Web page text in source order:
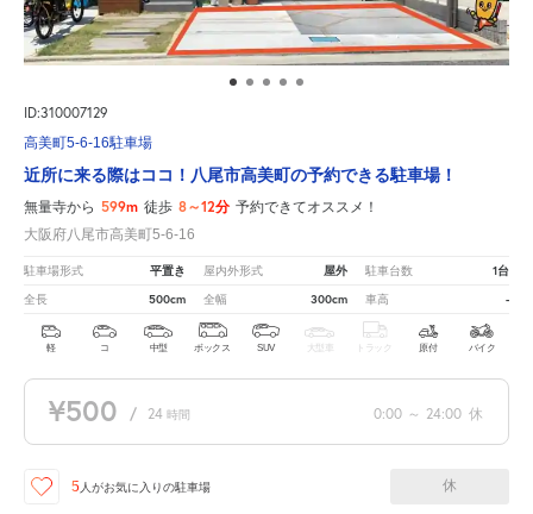
ID:310007129
高美町5-6-16駐車場
近所に来る際はココ！八尾市高美町の予約できる駐車場！
無量寺から 599m 徒歩 8～12分 予約できてオススメ！
大阪府八尾市高美町5-6-16
駐車場形式 平置き 屋内外形式 屋外 駐車台数 1台
全長 500cm 全幅 300cm 車高 -
軽 コ 中型 ボックス SUV 大型車 トラック 原付 バイク
¥500 / 24 時間 0:00 ～ 24:00 休
5 人がお気に入りの駐車場 休